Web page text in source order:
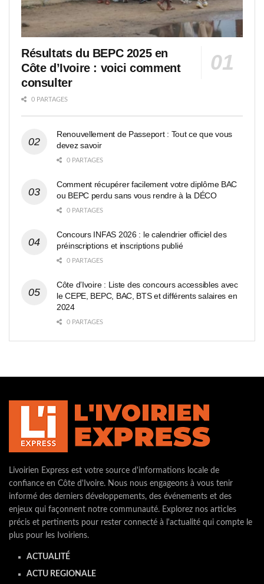
Résultats du BEPC 2025 en
Côte d’Ivoire : voici comment
consulter
0 PARTAGES
Renouvellement de Passeport : Tout ce que vous
devez savoir
0 PARTAGES
Comment récupérer facilement votre diplôme BAC
ou BEPC perdu sans vous rendre à la DÉCO
0 PARTAGES
Concours INFAS 2026 : le calendrier officiel des
préinscriptions et inscriptions publié
0 PARTAGES
Côte d’Ivoire : Liste des concours accessibles avec
le CEPE, BEPC, BAC, BTS et différents salaires en
2024
0 PARTAGES
Livoirien Express est votre source d'informations locale de
confiance en Côte d'Ivoire. Nous nous engageons à vous tenir
informé des derniers développements, des événements et des
enjeux qui façonnent notre communauté. Explorez nos articles
précis et pertinents pour rester connecté à l'actualité qui compte le
plus pour les Ivoiriens.
ACTUALITÉ
ACTU REGIONALE